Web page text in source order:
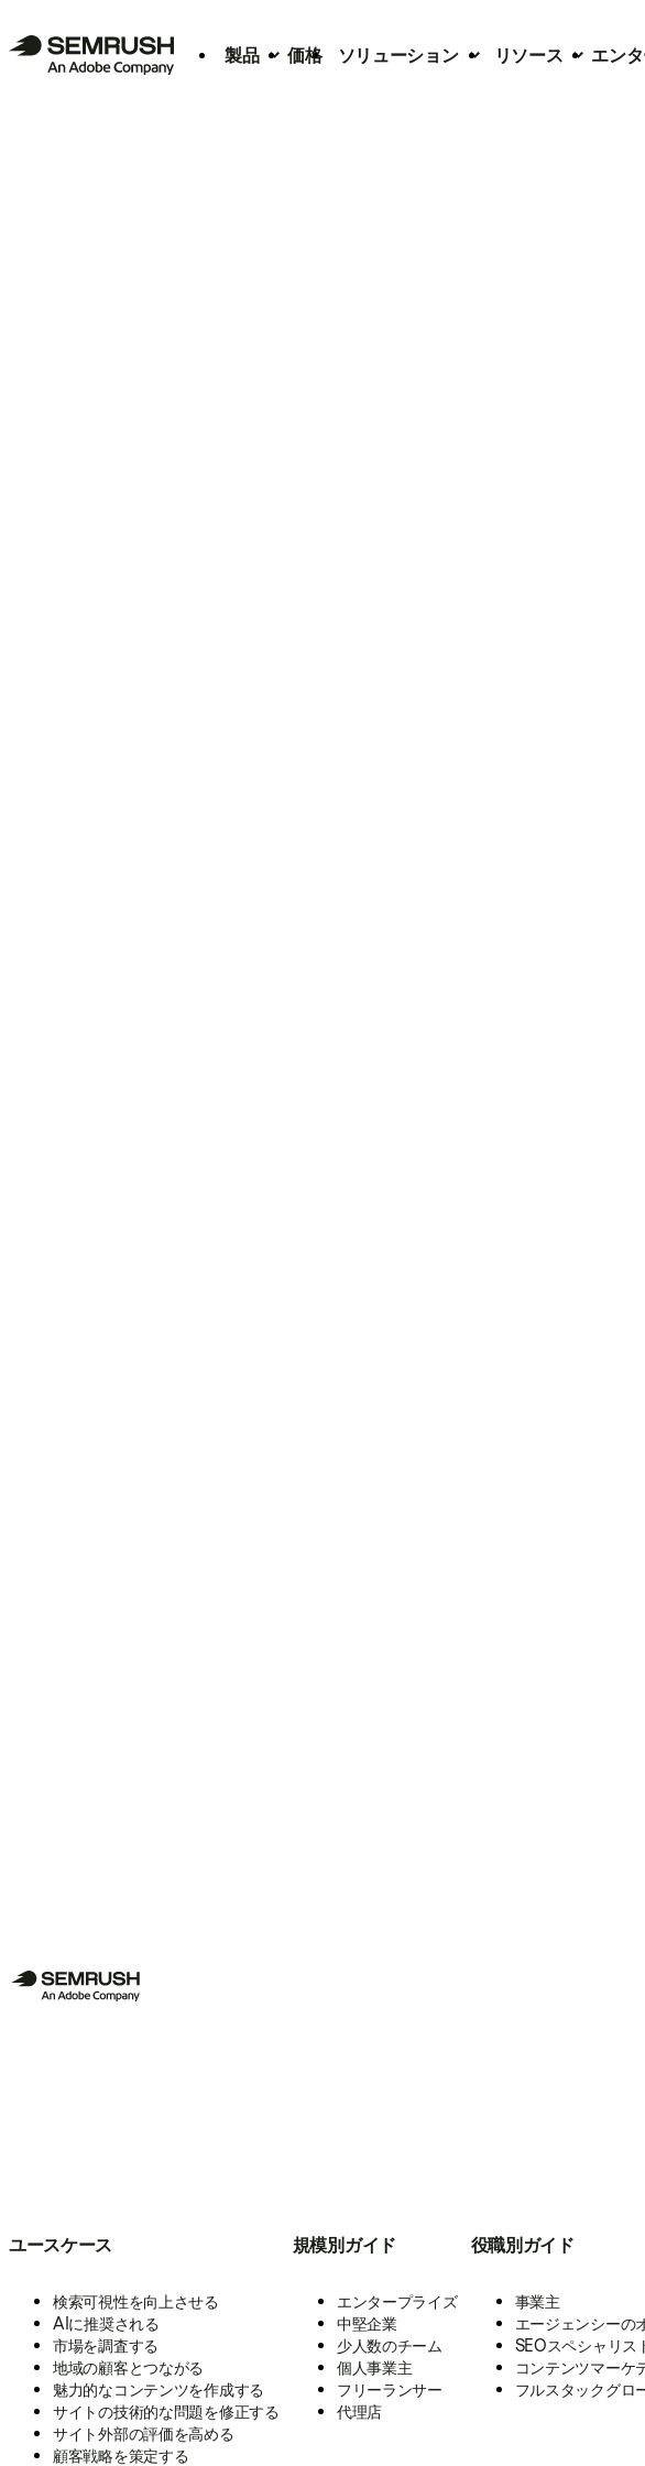
製品 価格 ソリューション リソース エン
ユースケース
検索可視性を向上させる
AIに推奨される
市場を調査する
地域の顧客とつながる
魅力的なコンテンツを作成する
サイトの技術的な問題を修正する
サイト外部の評価を高める
顧客戦略を策定する
規模別ガイド
エンタープライズ
中堅企業
少人数のチーム
個人事業主
フリーランサー
代理店
役職別ガイド
事業主
エージェンシーの
SEOスペシャリス
コンテンツマーケ
フルスタックグロ